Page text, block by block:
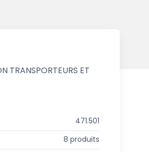
TRANSPORTEURS ET
471.501
8 produits